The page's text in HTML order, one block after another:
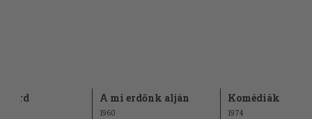
A mi erdőnk alján
1960
Komédiák
1974